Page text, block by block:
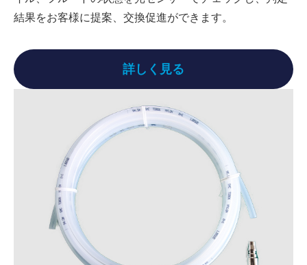
結果をお客様に提案、交換促進ができます。
詳しく見る